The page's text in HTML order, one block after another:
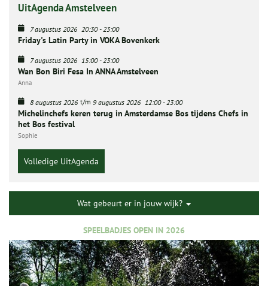
UitAgenda Amstelveen
7 augustus 2026 20:30-23:00
Friday's Latin Party in VOKA Bovenkerk
7 augustus 2026 15:00-23:00
Wan Bon Biri Fesa In ANNA Amstelveen
Anna
8 augustus 2026 t/m 9 augustus 2026 12:00-23:00
Michelinchefs keren terug in Amsterdamse Bos tijdens Chefs in
het Bos festival
Sophie
Volledige UitAgenda
Wat gebeurt er in jouw wijk?
SPEELBADJES OPEN IN 2026